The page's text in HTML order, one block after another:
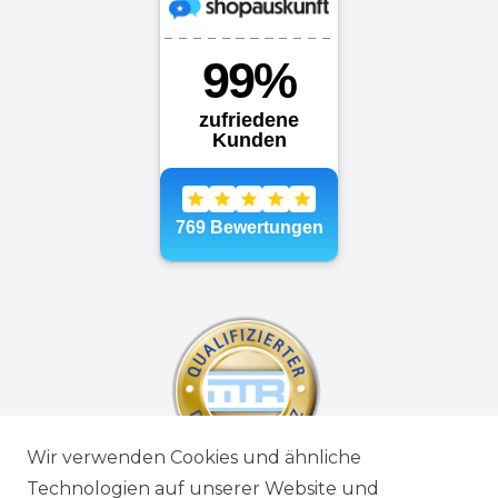
Wir verwenden Cookies und ähnliche
Technologien auf unserer Website und